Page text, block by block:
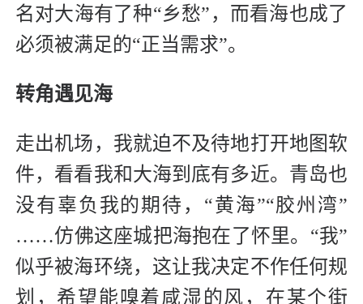
名对大海有了种“乡愁”，而看海也成了
必须被满足的“正当需求”。
转角遇见海
走出机场，我就迫不及待地打开地图软
件，看看我和大海到底有多近。青岛也
没有辜负我的期待，“黄海”“胶州湾”
……仿佛这座城把海抱在了怀里。“我”
似乎被海环绕，这让我决定不作任何规
划，希望能嗅着咸湿的风，在某个街